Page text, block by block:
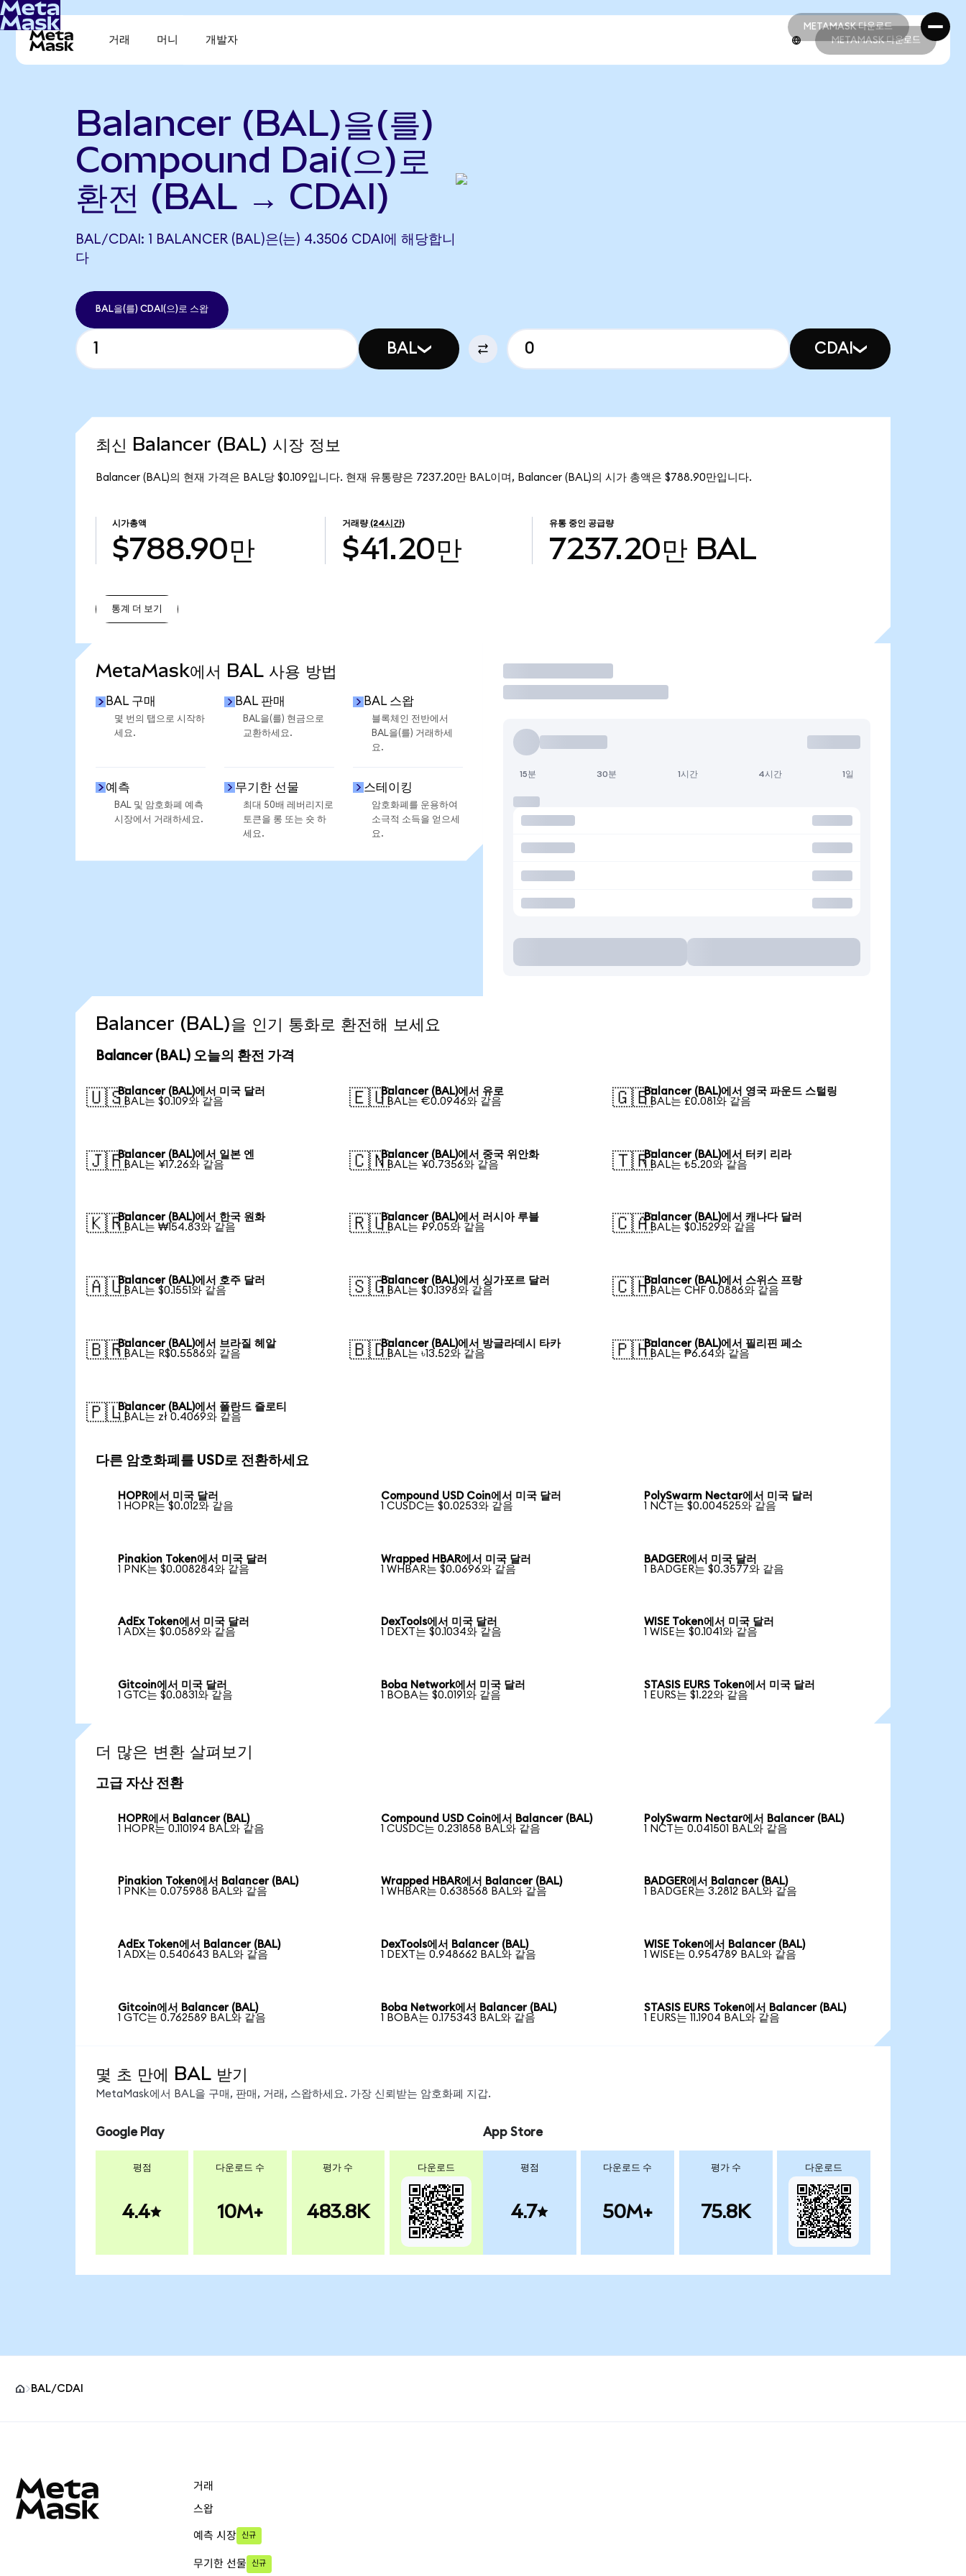
METAMASK 다운로드
METAMASK 다운로드
거래 머니 개발자 METAMASK 다운로드
Balancer (BAL)을(를)
Compound Dai(으)로
환전 (BAL → CDAI)
BAL/CDAI: 1 BALANCER (BAL)은(는) 4.3506 CDAI에 해당합니
다
BAL을(를) CDAI(으)로 스왑
BAL CDAI
최신 Balancer (BAL) 시장 정보
Balancer (BAL)의 현재 가격은 BAL당 $0.109입니다. 현재 유통량은 7237.20만 BAL이며, Balancer (BAL)의 시가 총액은 $788.90만입니다.
시가총액
$788.90만
거래량 (24시간)
$41.20만
유통 중인 공급량
7237.20만 BAL
통계 더 보기
MetaMask에서 BAL 사용 방법
BAL 구매
몇 번의 탭으로 시작하
세요.
BAL 판매
BAL을(를) 현금으로
교환하세요.
BAL 스왑
블록체인 전반에서
BAL을(를) 거래하세
요.
예측
BAL 및 암호화폐 예측
시장에서 거래하세요.
무기한 선물
최대 50배 레버리지로
토큰을 롱 또는 숏 하
세요.
스테이킹
암호화폐를 운용하여
소극적 소득을 얻으세
요.
거래
15분 30분 1시간 4시간 1일
Balancer (BAL)을 인기 통화로 환전해 보세요
Balancer (BAL) 오늘의 환전 가격
🇺🇸Balancer (BAL)에서 미국 달러
1 BAL는 $0.109와 같음
🇪🇺Balancer (BAL)에서 유로
1 BAL는 €0.0946와 같음
🇬🇧Balancer (BAL)에서 영국 파운드 스털링
1 BAL는 £0.081와 같음
🇯🇵Balancer (BAL)에서 일본 엔
1 BAL는 ¥17.26와 같음
🇨🇳Balancer (BAL)에서 중국 위안화
1 BAL는 ¥0.7356와 같음
🇹🇷Balancer (BAL)에서 터키 리라
1 BAL는 ₺5.20와 같음
🇰🇷Balancer (BAL)에서 한국 원화
1 BAL는 ₩154.83와 같음
🇷🇺Balancer (BAL)에서 러시아 루블
1 BAL는 ₽9.05와 같음
🇨🇦Balancer (BAL)에서 캐나다 달러
1 BAL는 $0.1529와 같음
🇦🇺Balancer (BAL)에서 호주 달러
1 BAL는 $0.1551와 같음
🇸🇬Balancer (BAL)에서 싱가포르 달러
1 BAL는 $0.1398와 같음
🇨🇭Balancer (BAL)에서 스위스 프랑
1 BAL는 CHF 0.0886와 같음
🇧🇷Balancer (BAL)에서 브라질 헤알
1 BAL는 R$0.5586와 같음
🇧🇩Balancer (BAL)에서 방글라데시 타카
1 BAL는 ৳13.52와 같음
🇵🇭Balancer (BAL)에서 필리핀 페소
1 BAL는 ₱6.64와 같음
🇵🇱Balancer (BAL)에서 폴란드 즐로티
1 BAL는 zł 0.4069와 같음
다른 암호화폐를 USD로 전환하세요
HOPR에서 미국 달러
1 HOPR는 $0.012와 같음
Compound USD Coin에서 미국 달러
1 CUSDC는 $0.0253와 같음
PolySwarm Nectar에서 미국 달러
1 NCT는 $0.004525와 같음
Pinakion Token에서 미국 달러
1 PNK는 $0.008284와 같음
Wrapped HBAR에서 미국 달러
1 WHBAR는 $0.0696와 같음
BADGER에서 미국 달러
1 BADGER는 $0.3577와 같음
AdEx Token에서 미국 달러
1 ADX는 $0.0589와 같음
DexTools에서 미국 달러
1 DEXT는 $0.1034와 같음
WISE Token에서 미국 달러
1 WISE는 $0.1041와 같음
Gitcoin에서 미국 달러
1 GTC는 $0.0831와 같음
Boba Network에서 미국 달러
1 BOBA는 $0.0191와 같음
STASIS EURS Token에서 미국 달러
1 EURS는 $1.22와 같음
더 많은 변환 살펴보기
고급 자산 전환
HOPR에서 Balancer (BAL)
1 HOPR는 0.110194 BAL와 같음
Compound USD Coin에서 Balancer (BAL)
1 CUSDC는 0.231858 BAL와 같음
PolySwarm Nectar에서 Balancer (BAL)
1 NCT는 0.041501 BAL와 같음
Pinakion Token에서 Balancer (BAL)
1 PNK는 0.075988 BAL와 같음
Wrapped HBAR에서 Balancer (BAL)
1 WHBAR는 0.638568 BAL와 같음
BADGER에서 Balancer (BAL)
1 BADGER는 3.2812 BAL와 같음
AdEx Token에서 Balancer (BAL)
1 ADX는 0.540643 BAL와 같음
DexTools에서 Balancer (BAL)
1 DEXT는 0.948662 BAL와 같음
WISE Token에서 Balancer (BAL)
1 WISE는 0.954789 BAL와 같음
Gitcoin에서 Balancer (BAL)
1 GTC는 0.762589 BAL와 같음
Boba Network에서 Balancer (BAL)
1 BOBA는 0.175343 BAL와 같음
STASIS EURS Token에서 Balancer (BAL)
1 EURS는 11.1904 BAL와 같음
몇 초 만에 BAL 받기
MetaMask에서 BAL을 구매, 판매, 거래, 스왑하세요. 가장 신뢰받는 암호화폐 지갑.
Google Play
평점
4.4
다운로드 수
10M+
평가 수
483.8K
다운로드
App Store
평점
4.7
다운로드 수
50M+
평가 수
75.8K
다운로드
BAL/CDAI
거래
스왑
예측 시장 신규
무기한 선물 신규